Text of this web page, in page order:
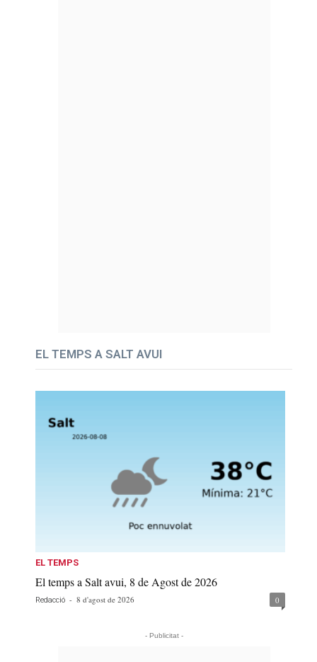
EL TEMPS A SALT AVUI
EL TEMPS
El temps a Salt avui, 8 de Agost de 2026
Redacció - 8 d'agost de 2026 0
- Publicitat -